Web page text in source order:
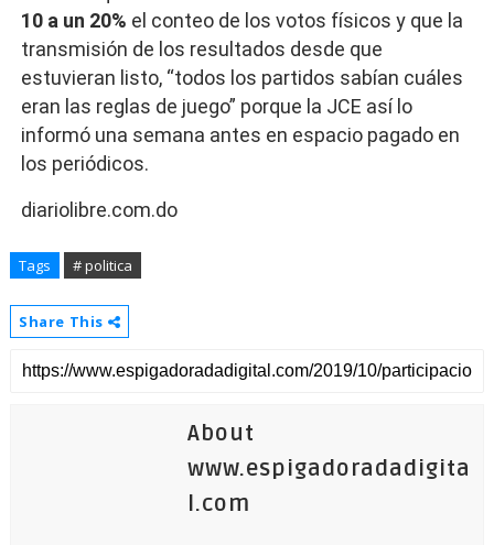
10 a un 20% el conteo de los votos físicos y que la
transmisión de los resultados desde que
estuvieran listo, “todos los partidos sabían cuáles
eran las reglas de juego” porque la JCE así lo
informó una semana antes en espacio pagado en
los periódicos.
diariolibre.com.do
Tags # politica
Share This
About
www.espigadoradadigita
l.com